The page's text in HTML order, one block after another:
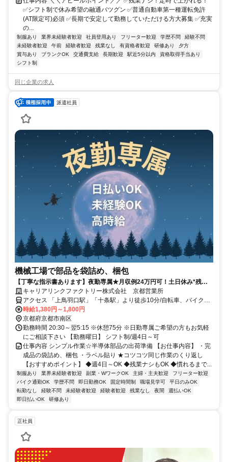
✅シフト制で休み希望の融通バツグン ✅普通自動車第一種運転免許
(AT限定可)必須 ✅長期で安定して勤務していただける方大募集 ✅充実
の...
制服あり 業界未経験者歓迎 社員登用あり フリーター歓迎 学歴不問
経験不問
未経験者歓迎
午前 経験者歓迎 残業なし 有資格者歓迎 研修あり
夕方
賞与あり
ブランクOK 交通費支給 長期歓迎 駅近5分以内
資格取得手当あり
シフト制
同じ企業の求人
派遣社員
機械工場で部品を袋詰め、梱包
【丁寧な指示書あります】夜勤専属★月収例24万円可！土日休み*残業
ナシもOK*履歴書不要/未経験歓迎
キャリアリンクファクトリー株式会社 京都営業所
アクセス 「上鳥羽口駅」「十条駅」より徒歩10分/自転車、バイク通
勤OK （無料駐輪場有）
時給1,380円～1,800円
京都府京都市南区
勤務時間 20:30～翌5:15 ※休憩75分 ※日勤専属ご希望の方もお気軽
にご相談下さい 【勤務曜日】 シフト制/週4日～可
仕事内容 シンプル作業☆半導体部品の出荷準備 【お仕事内容】 ・完
成品の袋詰め、梱包 ・ラベル貼り ★コツコツ同じ作業のくり返し
【おすすめポイント】 ◆週4日～OK ◆残業ナシもOK ◆慣れるまで...
制服あり 業界未経験者歓迎 副業・WワークOK 主婦・主夫歓迎
フリーター歓迎
バイク通勤OK
学歴不問 即日勤務OK 固定時間制 職場見学可
平日のみOK
転勤なし
経験不問 未経験者歓迎 経験者歓迎 残業なし 夜間
週払いOK
即日払いOK
研修あり
正社員